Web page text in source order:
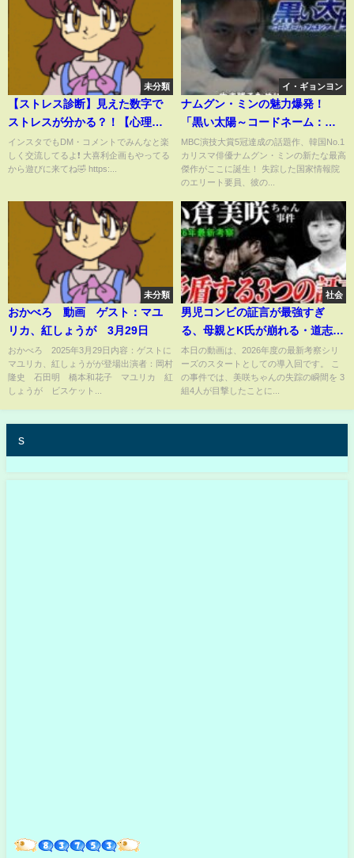
未分類
【ストレス診断】見えた数字で
ストレスが分かる？！【心理テ
スト】
インスタでもDM・コメントでみんなと楽
しく交流してるよ❗ 大喜利企画もやってる
から遊びに来てね🤣 https:...
イ・ギョンヨン
ナムグン・ミンの魅力爆発！
「黒い太陽～コードネーム：ア
ムネシア～」予告編。2022年6月
27日よりU-NEXTにて独占先行配
信開始！DVDは8/3リリース！
MBC演技大賞5冠達成の話題作、韓国No.1
カリスマ俳優ナムグン・ミンの新たな最高
傑作がここに誕生！ 失踪した国家情報院
のエリート要員、彼の...
未分類
おかべろ 動画 ゲスト：マユ
リカ、紅しょうが 3月29日
おかべろ 2025年3月29日内容：ゲストに
マユリカ、紅しょうがが登場出演者：岡村
隆史 石田明 橋本和花子 マユリカ 紅
しょうが ビスケット...
社会
男児コンビの証言が最強すぎ
る、母親とK氏が崩れる・道志村
キャンプ場失踪事件の謎を解明
本日の動画は、2026年度の最新考察シリ
ーズのスタートとしての導入回です。 こ
の事件では、美咲ちゃんの失踪の瞬間を 3
組4人が目撃したことに...
s